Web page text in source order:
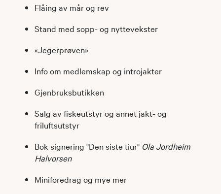
Flåing av mår og rev
Stand med sopp- og nyttevekster
«Jegerprøven»
Info om medlemskap og introjakter
Gjenbruksbutikken
Salg av fiskeutstyr og annet jakt- og
friluftsutstyr
Bok signering "Den siste tiur" Ola Jordheim
Halvorsen
Miniforedrag og mye mer